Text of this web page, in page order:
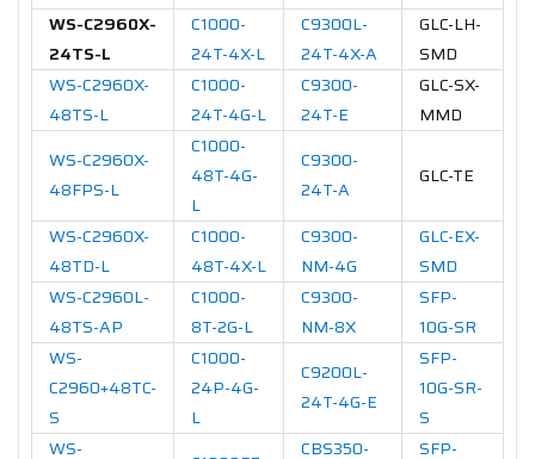
WS-C2960X-
24TS-L
C1000-
24T-4X-L
C9300L-
24T-4X-A
GLC-LH-
SMD
WS-C2960X-
48TS-L
C1000-
24T-4G-L
C9300-
24T-E
GLC-SX-
MMD
WS-C2960X-
48FPS-L
C1000-
48T-4G-
L
C9300-
24T-A
GLC-TE
WS-C2960X-
48TD-L
C1000-
48T-4X-L
C9300-
NM-4G
GLC-EX-
SMD
WS-C2960L-
48TS-AP
C1000-
8T-2G-L
C9300-
NM-8X
SFP-
10G-SR
WS-
C2960+48TC-
S
C1000-
24P-4G-
L
C9200L-
24T-4G-E
SFP-
10G-SR-
S
WS-
CBS350-
SFP-